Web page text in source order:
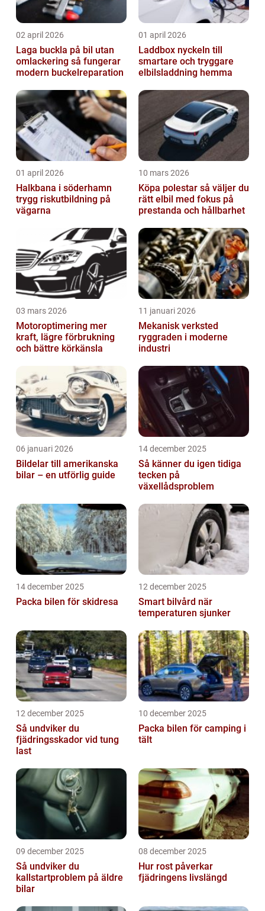
02 april 2026
Laga buckla på bil utan
omlackering så fungerar
modern buckelreparation
01 april 2026
Laddbox nyckeln till
smartare och tryggare
elbilsladdning hemma
01 april 2026
Halkbana i söderhamn
trygg riskutbildning på
vägarna
10 mars 2026
Köpa polestar så väljer du
rätt elbil med fokus på
prestanda och hållbarhet
03 mars 2026
Motoroptimering mer
kraft, lägre förbrukning
och bättre körkänsla
11 januari 2026
Mekanisk verksted
ryggraden i moderne
industri
06 januari 2026
Bildelar till amerikanska
bilar – en utförlig guide
14 december 2025
Så känner du igen tidiga
tecken på
växellådsproblem
14 december 2025
Packa bilen för skidresa
12 december 2025
Smart bilvård när
temperaturen sjunker
12 december 2025
Så undviker du
fjädringsskador vid tung
last
10 december 2025
Packa bilen för camping i
tält
09 december 2025
Så undviker du
kallstartproblem på äldre
bilar
08 december 2025
Hur rost påverkar
fjädringens livslängd